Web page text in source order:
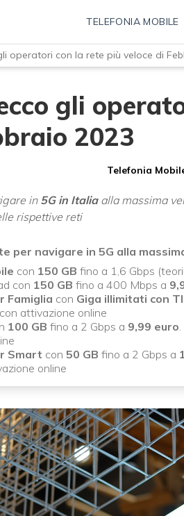
TELEFONIA MOBILE
operatori con la rete più veloce di
gli
2023
Telefonia
in 5G in Italiaalla massima
rispettive reti
per navigare in 5G alla
con 150 GB fino a 1,6 Gbps
con 150 GB fino a 400 Mbps a
Famiglia con Giga illimitati con
attivazione online
100 GB fino a 2 Gbps a 9,99 euro
Smart con 50 GB fino a 2 Gbps a
online